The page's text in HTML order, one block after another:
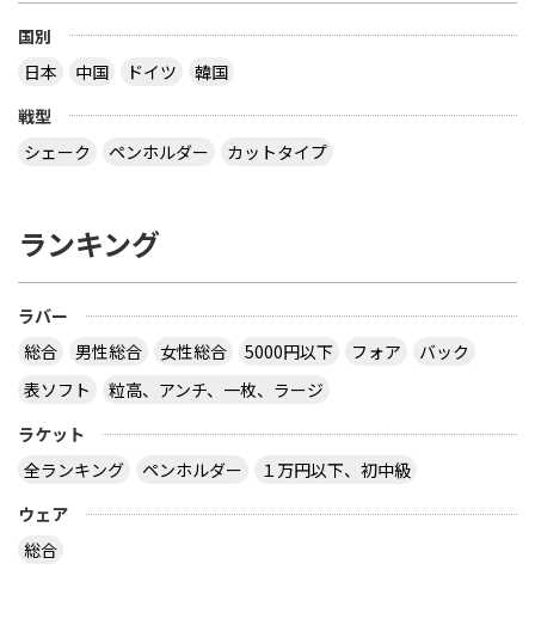
国別
日本
中国 ドイツ
韓国
戦型
シェーク
ペンホルダー カットタイプ
ランキング
ラバー
総合
男性総合 女性総合 5000円以下 フォア
バック
表ソフト
粒高、アンチ、一枚、ラージ
ラケット
全ランキング
ペンホルダー
１万円以下、初中級
ウェア
総合